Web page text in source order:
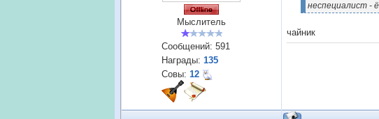
Мыслитель
Сообщений: 591
Награды: 135
Совы: 12
неспециалист -
чайник